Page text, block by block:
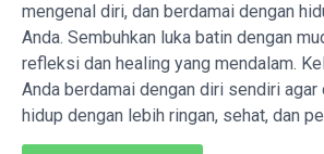
mengenal diri, dan berdamai dengan
Anda. Sembuhkan luka batin dengan
refleksi dan healing yang mendalam.
Anda berdamai dengan diri sendiri agar
hidup dengan lebih ringan, sehat, dan